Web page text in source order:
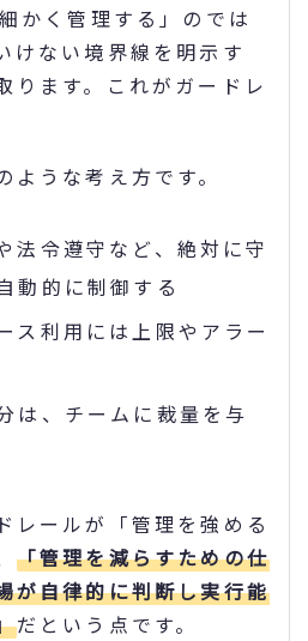
かく管理する」のでは
けない境界線を明示す
ります。これがガードレ
うな考え方です。
法令遵守など、絶対に守
動的に制御する
ス利用には上限やアラー
は、チームに裁量を与
レールが「管理を強める
「管理を減らすための仕
が自律的に判断し実行能
だという点です。